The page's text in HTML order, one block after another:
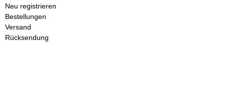
Neu registrieren
Bestellungen
Versand
Rücksendung